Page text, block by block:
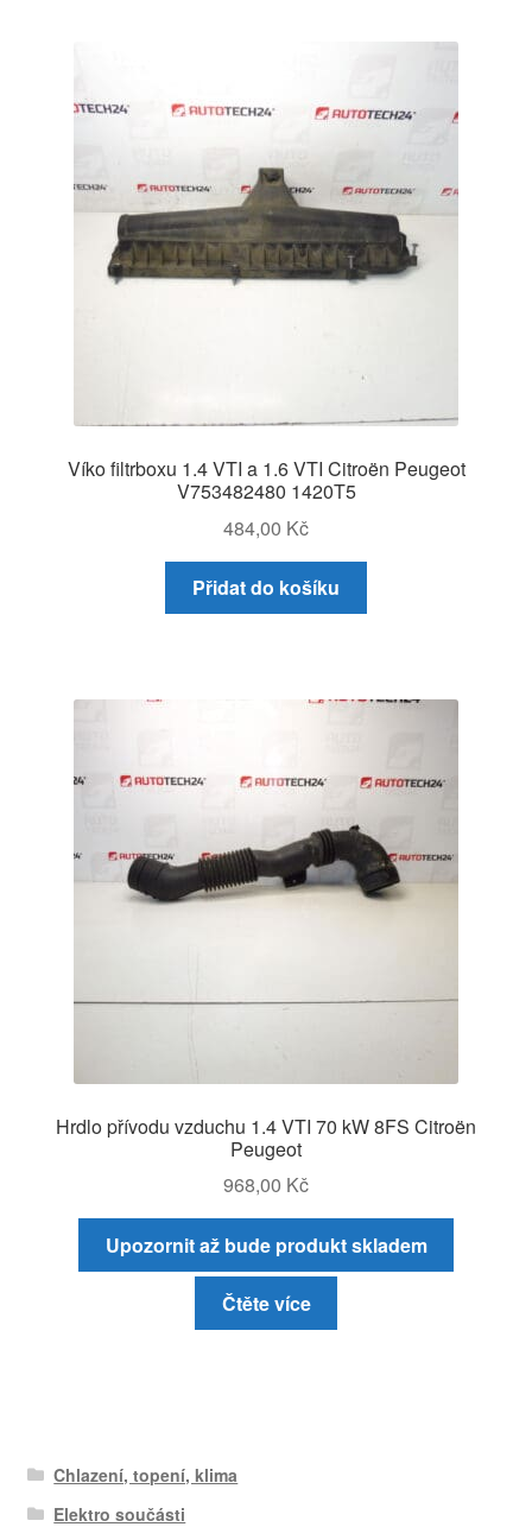
Víko filtrboxu 1.4 VTI a 1.6 VTI Citroën Peugeot
V753482480 1420T5
484,00 Kč
Přidat do košíku
Hrdlo přívodu vzduchu 1.4 VTI 70 kW 8FS Citroën
Peugeot
968,00 Kč
Upozornit až bude produkt skladem
Čtěte více
Chlazení, topení, klima
Elektro součásti